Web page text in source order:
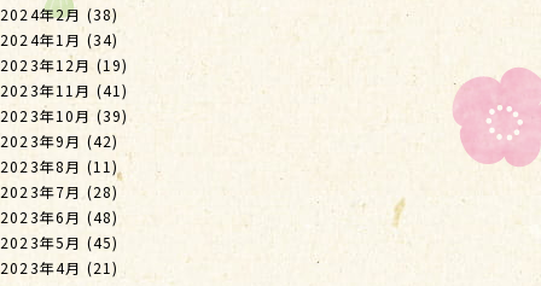
2024年2月 (38)
2024年1月 (34)
2023年12月 (19)
2023年11月 (41)
2023年10月 (39)
2023年9月 (42)
2023年8月 (11)
2023年7月 (28)
2023年6月 (48)
2023年5月 (45)
2023年4月 (21)